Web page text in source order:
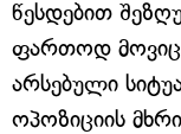
წესდებით
ფართოდ
არსებული
ოპოზიციის